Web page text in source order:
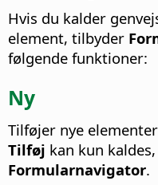
Hvis du kalder
element, tilbyder
følgende funktioner:
Ny
Tilføjer nye
Tilføj kan kun
Formularnavigator.